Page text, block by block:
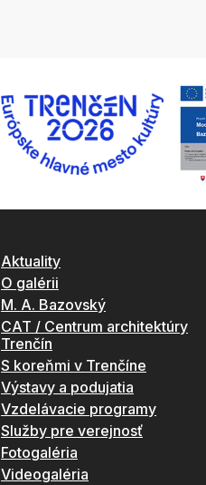
Aktuality
O galérii
M. A. Bazovský
CAT / Centrum architektúry
Trenčín
S koreňmi v Trenčíne
Výstavy a podujatia
Vzdelávacie programy
Služby pre verejnosť
Fotogaléria
Videogaléria